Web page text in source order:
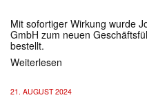
Mit sofortiger Wirkung wurde
GmbH zum neuen
bestellt.
Weiterlesen
21. AUGUST 2024